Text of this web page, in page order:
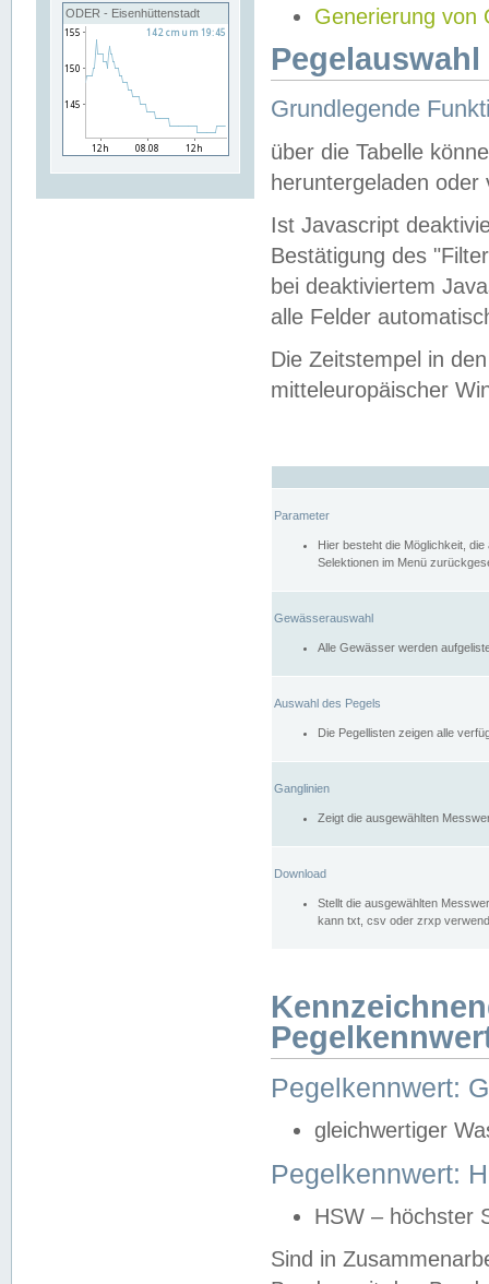
ODER - Eisenhüttenstadt
Generierung von
Grundlegende
über die Tabelle
heruntergeladen oder
Ist Javascript
Bestätigung des
bei deaktiviertem
alle Felder
Die Zeitstempel in
mitteleuropäischer
Parameter
Hier besteht die Möglichkeit,
Selektionen im Menü
Gewässerauswahl
Alle Gewässer werden
Auswahl des Pegels
Die Pegellisten zeigen alle
Ganglinien
Zeigt die ausgewählten
Download
Stellt die ausgewählten
kann txt, csv oder zrxp
Pegelkennwert:
gleichwertiger
Pegelkennwert:
HSW – höchster
Sind in